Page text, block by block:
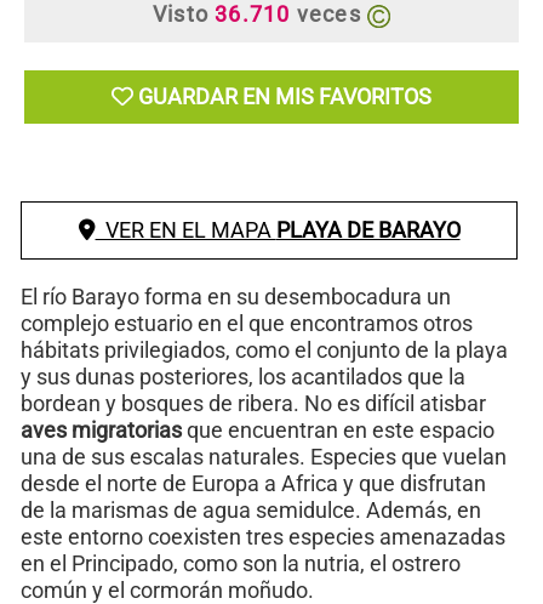
Visto36.710 veces
GUARDAR EN MIS FAVORITOS
VER EN EL MAPA PLAYA DE BARAYO
El río Barayo forma en su desembocadura un
complejo estuario en el que encontramos otros
hábitats privilegiados, como el conjunto de la playa
y sus dunas posteriores, los acantilados que la
bordean y bosques de ribera. No es difícil atisbar
aves migratoriasque encuentran en este espacio
una de sus escalas naturales. Especies que vuelan
desde el norte de Europa a Africa y que disfrutan
de la marismas de agua semidulce. Además, en
este entorno coexisten tres especies amenazadas
en el Principado, como son la nutria, el ostrero
común y el cormorán moñudo.